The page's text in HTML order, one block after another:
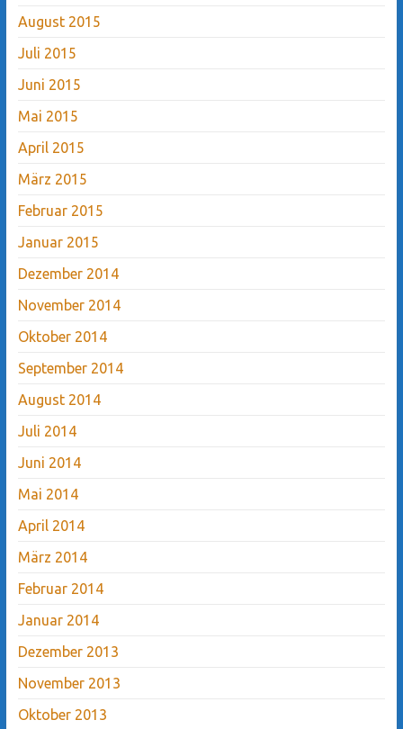
August 2015
Juli 2015
Juni 2015
Mai 2015
April 2015
März 2015
Februar 2015
Januar 2015
Dezember 2014
November 2014
Oktober 2014
September 2014
August 2014
Juli 2014
Juni 2014
Mai 2014
April 2014
März 2014
Februar 2014
Januar 2014
Dezember 2013
November 2013
Oktober 2013